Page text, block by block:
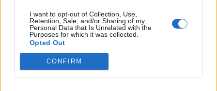
I want to opt-out of Collection, Use,
Retention, Sale, and/or Sharing of my
Personal Data that Is Unrelated with the
Purposes for which it was collected.
Opted Out
CONFIRM